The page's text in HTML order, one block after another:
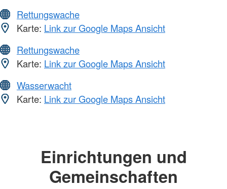
Rettungswache
Karte: Link zur Google Maps Ansicht
Rettungswache
Karte: Link zur Google Maps Ansicht
Wasserwacht
Karte: Link zur Google Maps Ansicht
Einrichtungen und
Gemeinschaften